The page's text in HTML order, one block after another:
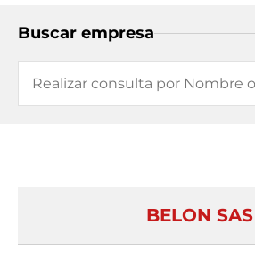
Buscar empresa
BELON SAS